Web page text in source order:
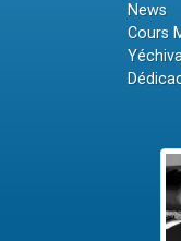
News
Cours